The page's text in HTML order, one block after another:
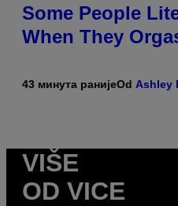
Some People
When They
43 минута ранијеOd Ashley
VIŠE
OD VICE